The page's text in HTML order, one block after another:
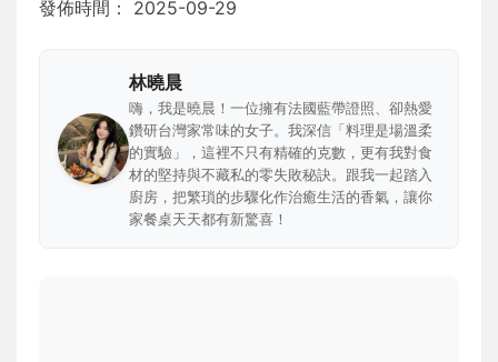
發佈時間： 2025-09-29
林曉晨
嗨，我是曉晨！一位擁有法國藍帶證照、卻熱愛
鑽研台灣家常味的女子。我深信「料理是場溫柔
的實驗」，這裡不只有精確的克數，更有我對食
材的堅持與不藏私的零失敗秘訣。跟我一起踏入
廚房，把繁瑣的步驟化作治癒生活的香氣，讓你
家餐桌天天都有新驚喜！